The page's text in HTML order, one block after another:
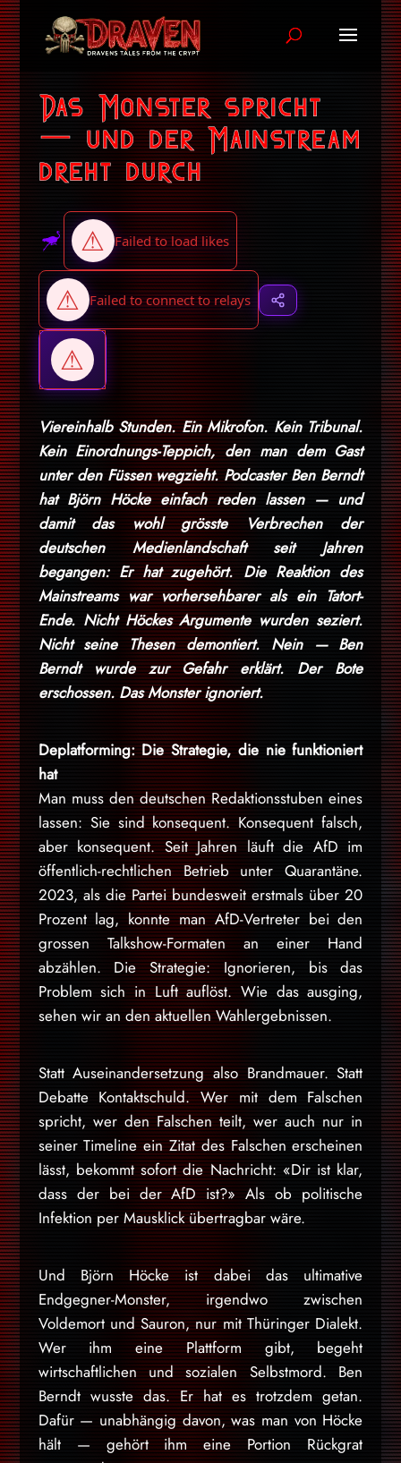
Das Monster spricht
— und der Mainstream
dreht durch
Viereinhalb Stunden. Ein Mikrofon. Kein Tribunal.
Kein Einordnungs-Teppich, den man dem Gast
unter den Füssen wegzieht. Podcaster Ben Berndt
hat Björn Höcke einfach reden lassen — und
damit das wohl grösste Verbrechen der
deutschen Medienlandschaft seit Jahren
begangen: Er hat zugehört. Die Reaktion des
Mainstreams war vorhersehbarer als ein Tatort-
Ende. Nicht Höckes Argumente wurden seziert.
Nicht seine Thesen demontiert. Nein — Ben
Berndt wurde zur Gefahr erklärt. Der Bote
erschossen. Das Monster ignoriert.
Deplatforming: Die Strategie, die nie funktioniert
hat
Man muss den deutschen Redaktionsstuben eines
lassen: Sie sind konsequent. Konsequent falsch,
aber konsequent. Seit Jahren läuft die AfD im
öffentlich-rechtlichen Betrieb unter Quarantäne.
2023, als die Partei bundesweit erstmals über 20
Prozent lag, konnte man AfD-Vertreter bei den
grossen Talkshow-Formaten an einer Hand
abzählen. Die Strategie: Ignorieren, bis das
Problem sich in Luft auflöst. Wie das ausging,
sehen wir an den aktuellen Wahlergebnissen.
Statt Auseinandersetzung also Brandmauer. Statt
Debatte Kontaktschuld. Wer mit dem Falschen
spricht, wer den Falschen teilt, wer auch nur in
seiner Timeline ein Zitat des Falschen erscheinen
lässt, bekommt sofort die Nachricht: «Dir ist klar,
dass der bei der AfD ist?» Als ob politische
Infektion per Mausklick übertragbar wäre.
Und Björn Höcke ist dabei das ultimative
Endgegner-Monster, irgendwo zwischen
Voldemort und Sauron, nur mit Thüringer Dialekt.
Wer ihm eine Plattform gibt, begeht
wirtschaftlichen und sozialen Selbstmord. Ben
Berndt wusste das. Er hat es trotzdem getan.
Dafür — unabhängig davon, was man von Höcke
hält — gehört ihm eine Portion Rückgrat